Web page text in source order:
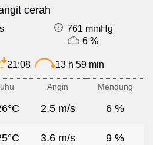
cerah
761 mmHg
6 %
21:08 13 h 59 min
Angin Mendung
2.5 m/s 6 %
3.6 m/s 9 %